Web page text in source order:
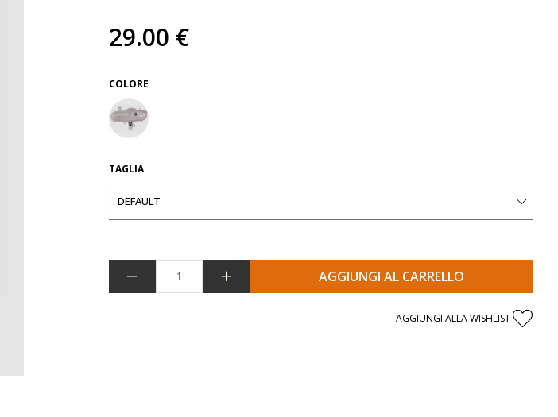
29.00 €
COLORE
TAGLIA
DEFAULT
AGGIUNGI AL CARRELLO
AGGIUNGI ALLA WISHLIST